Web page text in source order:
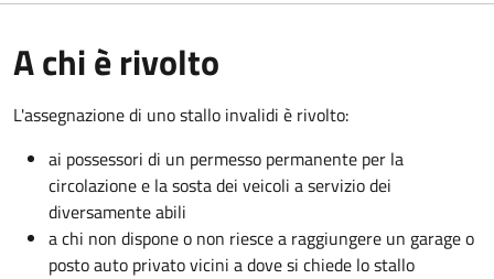
A chi è rivolto
L'assegnazione di uno stallo invalidi è rivolto:
ai possessori di un permesso permanente per la
circolazione e la sosta dei veicoli a servizio dei
diversamente abili
a chi non dispone o non riesce a raggiungere un garage o
posto auto privato vicini a dove si chiede lo stallo